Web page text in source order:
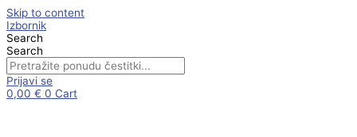
Skip to content
Izbornik
Search
Search
Prijavi se
0,00 € 0 Cart